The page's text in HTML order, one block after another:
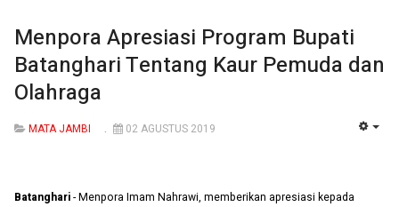
Menpora Apresiasi Program Bupati
Batanghari Tentang Kaur Pemuda dan
Olahraga
MATA JAMBI 02 AGUSTUS 2019
Batanghari- Menpora Imam Nahrawi, memberikan apresiasi kepada